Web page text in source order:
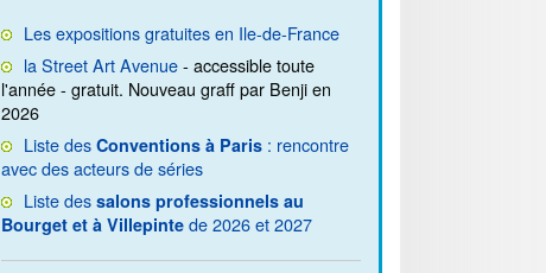
Les expositions gratuites en Ile-de-France
la Street Art Avenue- accessible toute
l'année - gratuit. Nouveau graff par Benji en
2026
Liste desConventions à Paris : rencontre
avec des acteurs de séries
Liste dessalons professionnels au
Bourget et à Villepinte de 2026 et 2027